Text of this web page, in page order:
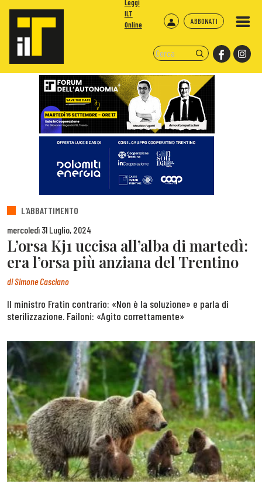
ABBONATI
Leggi
ILT
Online
L'ABBATTIMENTO
mercoledì 31 Luglio, 2024
L’orsa Kj1 uccisa all’alba di martedì:
era l’orsa più anziana del Trentino
diSimone Casciano
Il ministro Fratin contrario: «Non è la soluzione» e parla di
sterilizzazione. Failoni: «Agito correttamente»